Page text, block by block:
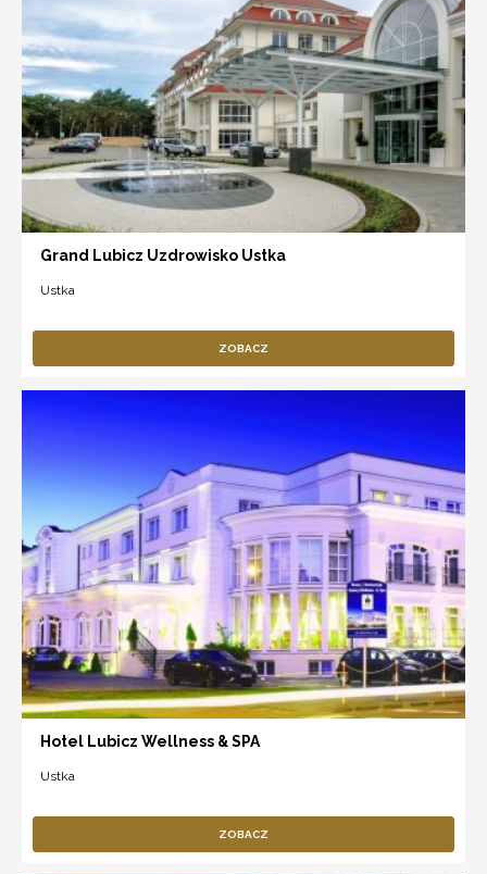
Grand Lubicz Uzdrowisko Ustka
Ustka
ZOBACZ
Hotel Lubicz Wellness & SPA
Ustka
ZOBACZ